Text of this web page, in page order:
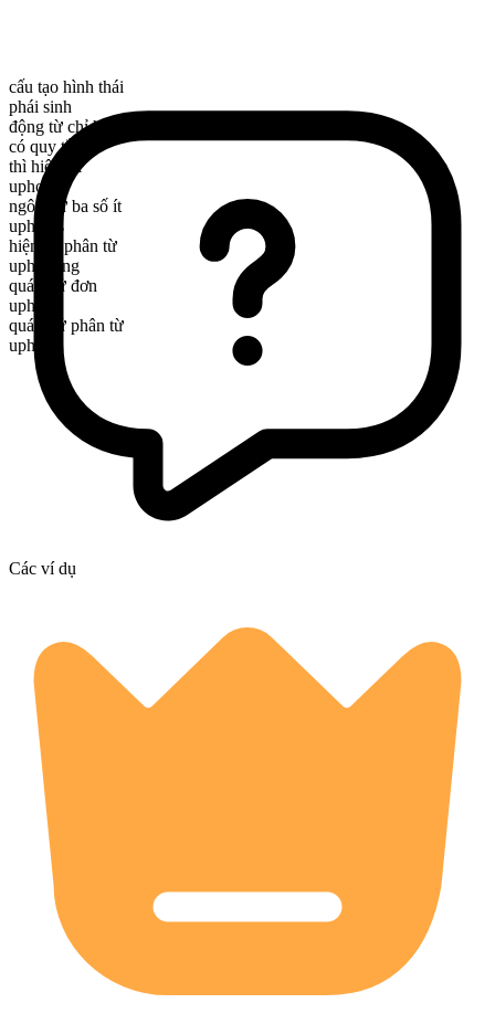
cấu tạo hình thái
phái sinh
động từ chỉ hành động
có quy tắc
thì hiện tại
uphold
ngôi thứ ba số ít
upholds
hiện tại phân từ
upholding
quá khứ đơn
upheld
quá khứ phân từ
upheld
Các ví dụ